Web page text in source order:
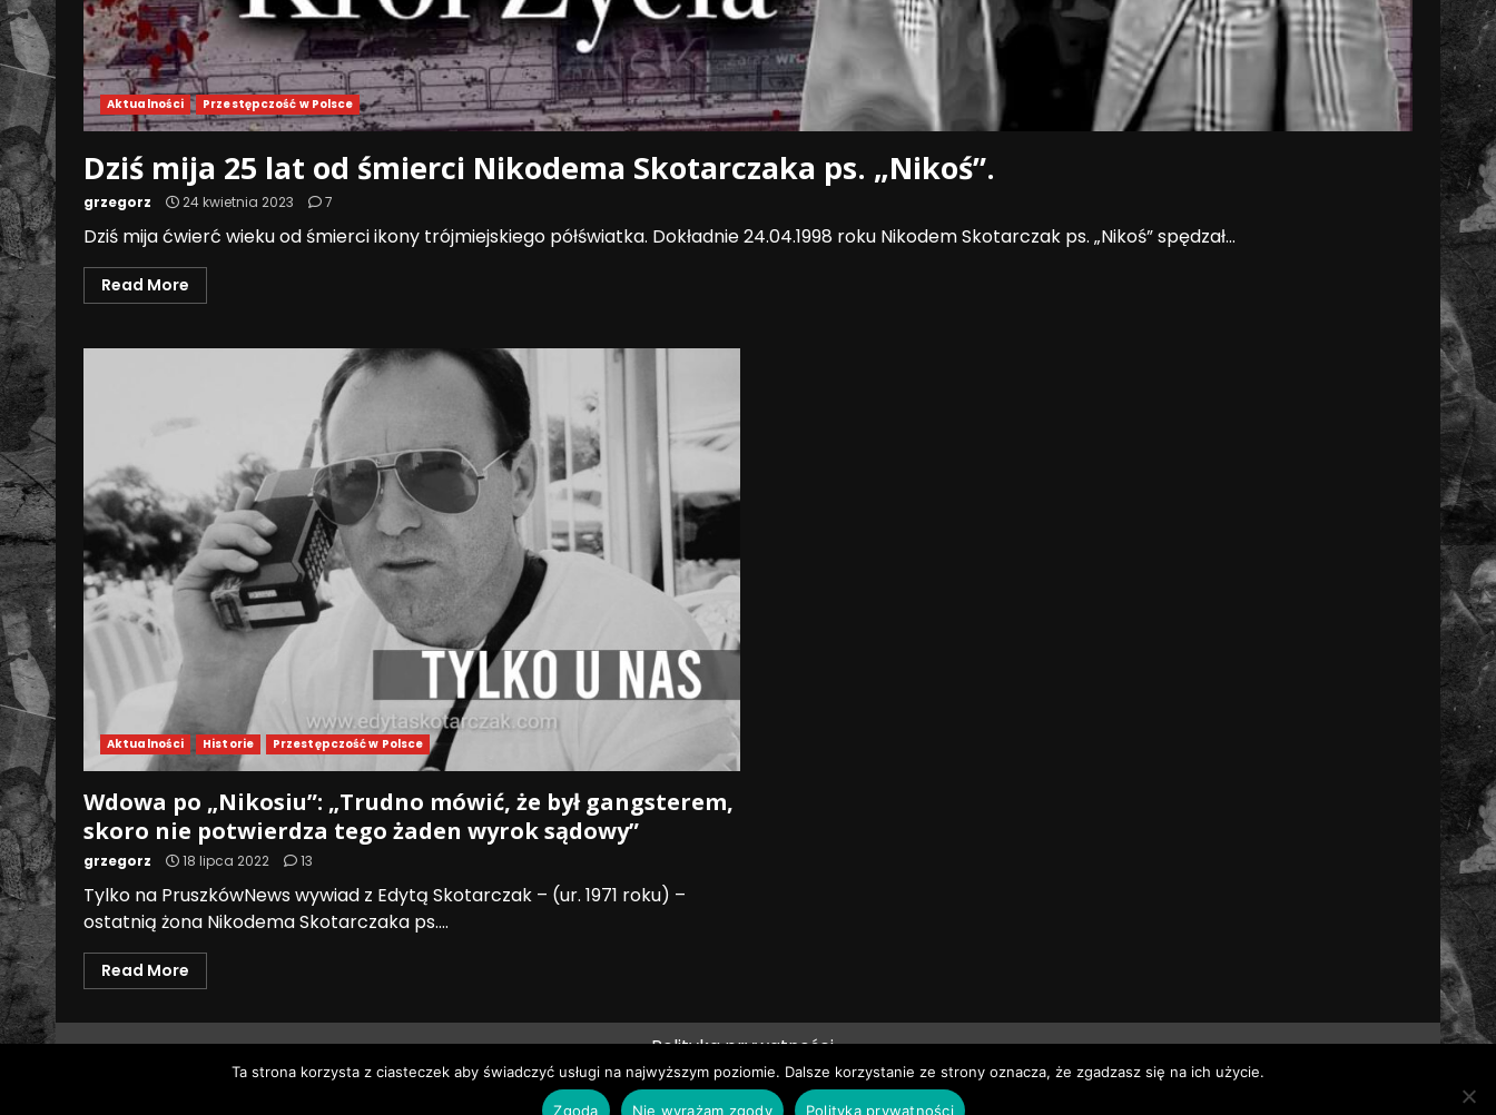
Aktualności Przestępczość w Polsce
Dziś mija 25 lat od śmierci Nikodema Skotarczaka ps. „Nikoś”.
grzegorz 24 kwietnia 2023 7
Dziś mija ćwierć wieku od śmierci ikony trójmiejskiego półświatka. Dokładnie 24.04.1998 roku Nikodem Skotarczak ps. „Nikoś” spędzał...
Read More
Aktualności Historie Przestępczość w Polsce
Wdowa po „Nikosiu”: „Trudno mówić, że był gangsterem,
skoro nie potwierdza tego żaden wyrok sądowy”
grzegorz 18 lipca 2022 13
Tylko na PruszkówNews wywiad z Edytą Skotarczak – (ur. 1971 roku) –
ostatnią żona Nikodema Skotarczaka ps....
Read More
Polityka prywatności
Wszystkie prawa zastrzeżone © Pruszków News|DarkNewsby AF themes.
Ta strona korzysta z ciasteczek aby świadczyć usługi na najwyższym poziomie. Dalsze korzystanie ze strony oznacza, że zgadzasz się na ich użycie.
Zgoda Nie wyrażam zgody Polityka prywatności